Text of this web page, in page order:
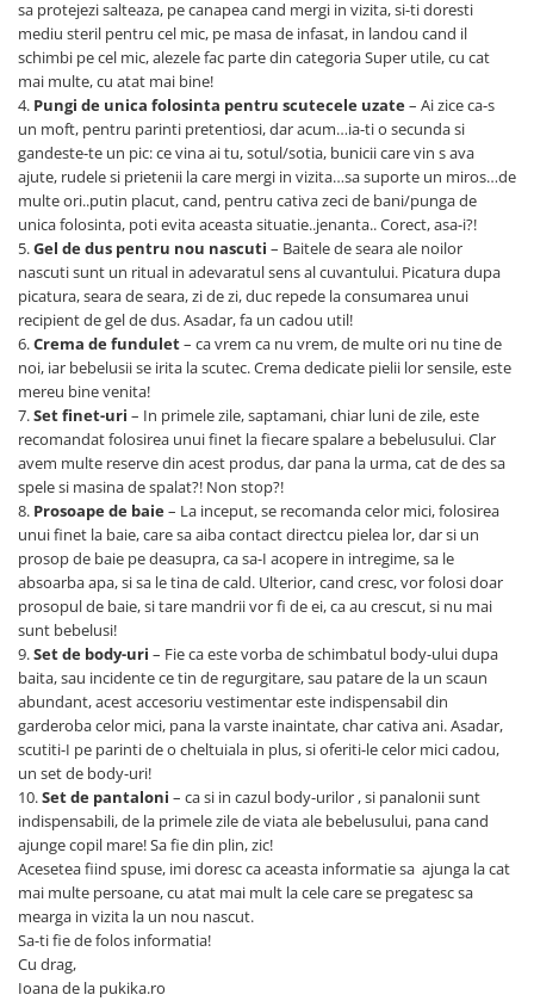
sa protejezi salteaza, pe canapea cand mergi in vizita, si-ti doresti
mediu steril pentru cel mic, pe masa de infasat, in landou cand il
schimbi pe cel mic, alezele fac parte din categoria Super utile, cu cat
mai multe, cu atat mai bine!
4. Pungi de unica folosinta pentru scutecele uzate– Ai zice ca-s
un moft, pentru parinti pretentiosi, dar acum…ia-ti o secunda si
gandeste-te un pic: ce vina ai tu, sotul/sotia, bunicii care vin s ava
ajute, rudele si prietenii la care mergi in vizita…sa suporte un miros…de
multe ori..putin placut, cand, pentru cativa zeci de bani/punga de
unica folosinta, poti evita aceasta situatie..jenanta.. Corect, asa-i?!
5.Gel de dus pentru nou nascuti – Baitele de seara ale noilor
nascuti sunt un ritual in adevaratul sens al cuvantului. Picatura dupa
picatura, seara de seara, zi de zi, duc repede la consumarea unui
recipient de gel de dus. Asadar, fa un cadou util!
6.Crema de fundulet– ca vrem ca nu vrem, de multe ori nu tine de
noi, iar bebelusii se irita la scutec. Crema dedicate pielii lor sensile, este
mereu bine venita!
7.Set finet-uri – In primele zile, saptamani, chiar luni de zile, este
recomandat folosirea unui finet la fiecare spalare a bebelusului. Clar
avem multe reserve din acest produs, dar pana la urma, cat de des sa
spele si masina de spalat?! Non stop?!
8. Prosoape de baie– La inceput, se recomanda celor mici, folosirea
unui finet la baie, care sa aiba contact directcu pielea lor, dar si un
prosop de baie pe deasupra, ca sa-I acopere in intregime, sa le
absoarba apa, si sa le tina de cald. Ulterior, cand cresc, vor folosi doar
prosopul de baie, si tare mandrii vor fi de ei, ca au crescut, si nu mai
sunt bebelusi!
9.Set de body-uri – Fie ca este vorba de schimbatul body-ului dupa
baita, sau incidente ce tin de regurgitare, sau patare de la un scaun
abundant, acest accesoriu vestimentar este indispensabil din
garderoba celor mici, pana la varste inaintate, char cativa ani. Asadar,
scutiti-I pe parinti de o cheltuiala in plus, si oferiti-le celor mici cadou,
un set de body-uri!
10.Set de pantaloni – ca si in cazul body-urilor , si panalonii sunt
indispensabili, de la primele zile de viata ale bebelusului, pana cand
ajunge copil mare! Sa fie din plin, zic!
Acesetea fiind spuse, imi doresc ca aceasta informatie sa ajunga la cat
mai multe persoane, cu atat mai mult la cele care se pregatesc sa
mearga in vizita la un nou nascut.
Sa-ti fie de folos informatia!
Cu drag,
Ioana de la pukika.ro